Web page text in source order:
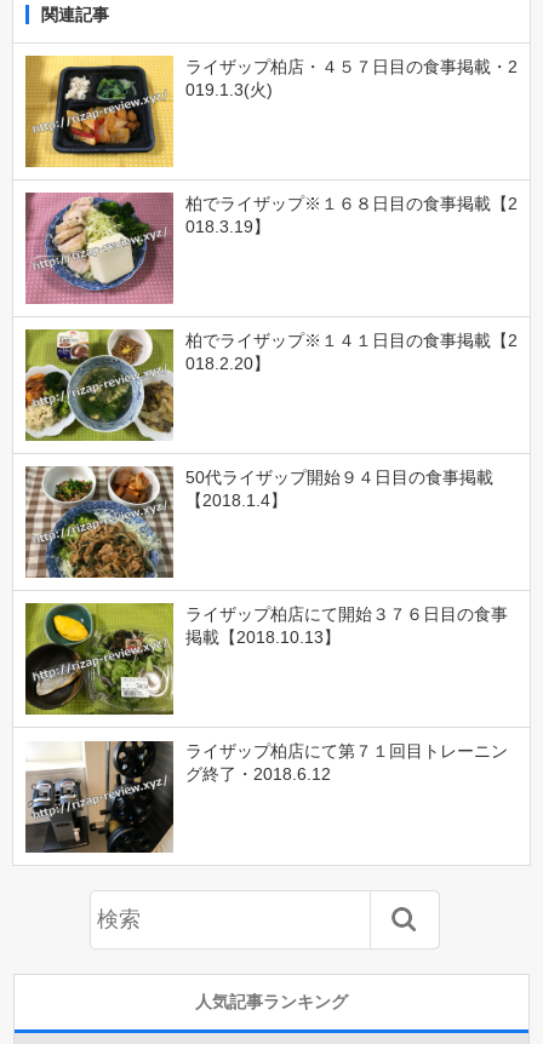
関連記事
ライザップ柏店・４５７日目の食事掲載・2
019.1.3(火)
柏でライザップ※１６８日目の食事掲載【2
018.3.19】
柏でライザップ※１４１日目の食事掲載【2
018.2.20】
50代ライザップ開始９４日目の食事掲載
【2018.1.4】
ライザップ柏店にて開始３７６日目の食事
掲載【2018.10.13】
ライザップ柏店にて第７１回目トレーニン
グ終了・2018.6.12
人気記事ランキング